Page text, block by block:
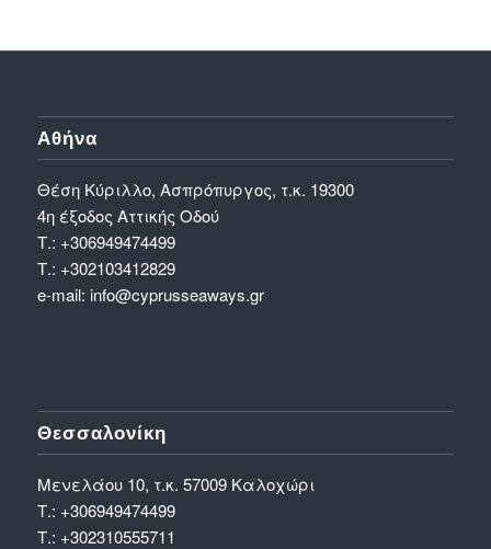
Αθήνα
Θέση Κύριλλο, Ασπρόπυργος, τ.κ. 19300
4η έξοδος Αττικής Οδού
Τ.: +306949474499
Τ.: +302103412829
e-mail: info@cyprusseaways.gr
Θεσσαλονίκη
Μενελάου 10, τ.κ. 57009 Καλοχώρι
Τ.: +306949474499
Τ.: +302310555711